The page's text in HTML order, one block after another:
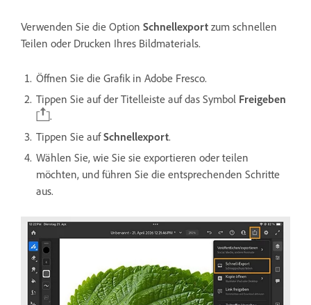
Verwenden Sie die Option Schnellexport zum schnellen
Teilen oder Drucken Ihres Bildmaterials.
Öffnen Sie die Grafik in Adobe Fresco.
Tippen Sie auf der Titelleiste auf das Symbol Freigeben
.
Tippen Sie aufSchnellexport.
Wählen Sie, wie Sie sie exportieren oder teilen
möchten, und führen Sie die entsprechenden Schritte
aus.